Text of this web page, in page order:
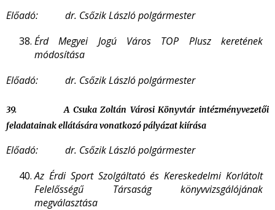
Előadó: dr. Csőzik László polgármester
Érd Megyei Jogú Város TOP Plusz keretének
módosítása
Előadó: dr. Csőzik László polgármester
39.A Csuka Zoltán Városi Könyvtár intézményvezetői
feladatainak ellátására vonatkozó pályázat kiírása
Előadó: dr. Csőzik László polgármester
Az Érdi Sport Szolgáltató és Kereskedelmi Korlátolt
Felelősségű Társaság könyvvizsgálójának
megválasztása